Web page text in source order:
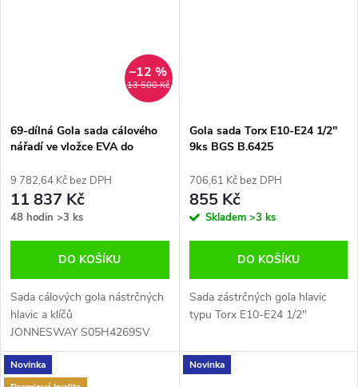
13 500 Kč
–12 %
69-dílná Gola sada cálového
nářadí ve vložce EVA do
S05H4269SV
9 782,64 Kč bez DPH
11 837 Kč
48 hodin >3 ks
DO KOŠÍKU
Sada cálových gola nástrčných
hlavic a klíčů
JONNESWAY S05H4269SV
Gola sada Torx E10-E24 1/2"
9ks BGS B.6425
706,61 Kč bez DPH
855 Kč
Skladem >3 ks
DO KOŠÍKU
Sada zástrčných gola hlavic
typu Torx E10-E24 1/2"
Novinka
Novinka